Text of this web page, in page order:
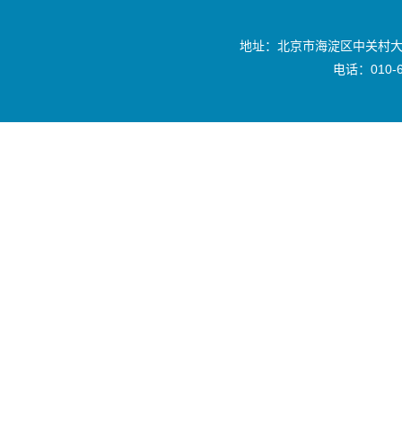
地址：北京市海淀区中关村
电话：